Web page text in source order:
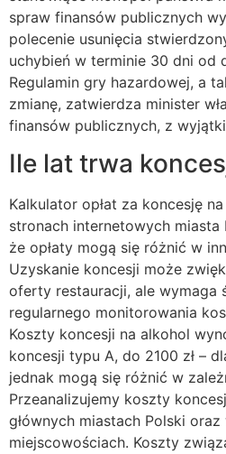
spraw finansów publicznych
polecenie usunięcia
uchybień w terminie 30 dni od
Regulamin gry hazardowej, a
zmianę, zatwierdza minister
finansów publicznych, z
Ile lat trwa
Kalkulator opłat za koncesję
stronach internetowych miasta
że opłaty mogą się różnić w
Uzyskanie koncesji może
oferty restauracji, ale wymaga
regularnego monitorowania
Koszty koncesji na alkohol
koncesji typu A, do 2100 zł –
jednak mogą się różnić w
Przeanalizujemy koszty
głównych miastach Polski
miejscowościach. Koszty